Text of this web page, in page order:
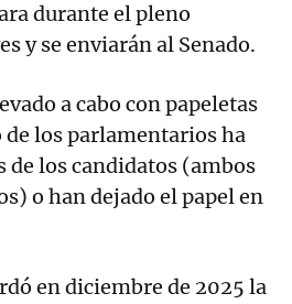
durante el pleno
y se enviarán al Senado.
a cabo con papeletas
de los parlamentarios ha
de los candidatos (ambos
o han dejado el papel en
en diciembre de 2025 la